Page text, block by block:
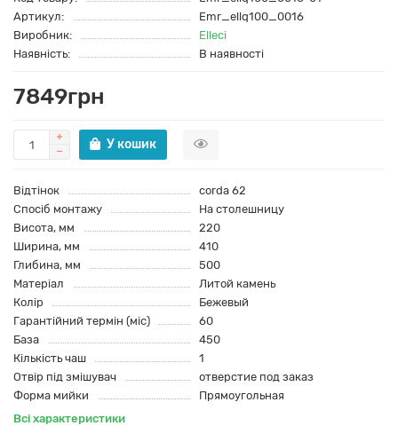
Артикул:
Emr_ellq100_0016
Виробник:
Elleci
Наявність:
В наявності
7849грн
У кошик
Відтінок
corda 62
Спосіб монтажу
На столешницу
Висота, мм
220
Ширина, мм
410
Глибина, мм
500
Матеріал
Литой камень
Колір
Бежевый
Гарантійний термін (міс)
60
База
450
Кількість чаш
1
Отвір під змішувач
отверстие под заказ
Форма мийки
Прямоугольная
Всі характеристики